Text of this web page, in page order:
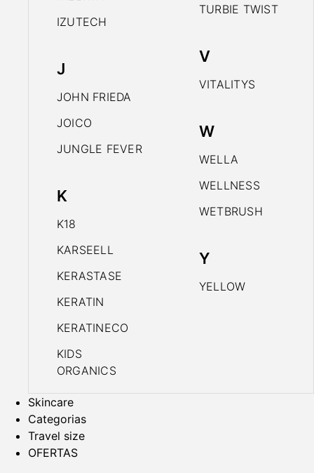
IZUTECH
J
JOHN FRIEDA
JOICO
JUNGLE FEVER
K
K18
KARSEELL
KERASTASE
KERATIN
KERATINECO
KIDS
ORGANICS
TURBIE TWIST
V
VITALITYS
W
WELLA
WELLNESS
WETBRUSH
Y
YELLOW
Skincare
Categorias
Travel size
OFERTAS